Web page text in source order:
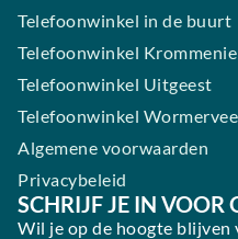
Telefoonwinkel in de buurt
Telefoonwinkel Krommenie
Telefoonwinkel Uitgeest
Telefoonwinkel
Algemene voorwaarden
Privacybeleid
SCHRIJF JE IN VOOR
Wil je op de hoogte blijven